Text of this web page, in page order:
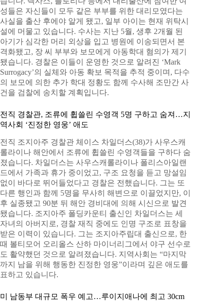
성들은 자신들이 모두 같은 부부를 위한 대리모였다는
사실을 출산 후에야 알게 됐고, 일부 아이는 현재 위탁시
설에 머물고 있습니다. 수사는 지난 5월, 생후 2개월 된
아기가 심각한 머리 외상을 입고 병원에 이송되면서 본
격화됐고, 장 씨 부부와 보모에게 아동학대 혐의가 제기
됐습니다. 경찰은 이들이 운영한 것으로 알려진 ‘Mark
Surrogacy’의 실체와 아동 확보 목적을 추적 중이며, 다수
의 보모에 의한 추가 학대 정황도 함께 수사해 조만간 사
건을 검찰에 송치할 계획입니다.
전직 경찰관, 조류에 휩쓸린 수영객 5명 구하고 숨져…지
역사회 ‘진정한 영웅’ 애도
전직 조지아주 경찰관 체이스 차일더스(38)가 사우스캐
롤라이나 해안에서 조류에 휩쓸린 수영객들을 구하다 숨
졌습니다. 차일더스는 사우스캐롤라이나 폴리스아일랜
드에서 가족과 휴가 중이었고, 구조 요청을 듣고 망설임
없이 바다로 뛰어들었다고 경찰은 전했습니다. 그는 또
다른 행인과 함께 5명을 무사히 해변으로 이끌었지만, 이
후 실종됐고 90분 뒤 해안 경비대에 의해 시신으로 발견
됐습니다. 조지아주 폴딩카운티 출신인 차일더스는 세
자녀의 아버지로, 경찰 재직 중에도 인명 구조로 표창을
받은 이력이 있습니다. 그는 조지아주립대 출신으로, 한
때 볼티모어 오리올스 산하 마이너리그에서 야구 선수로
도 활약했던 것으로 알려졌습니다. 지역사회는 “마지막
까지 남을 위해 행동한 진정한 영웅”이라며 깊은 애도를
표하고 있습니다.
미 남동부 대규모 폭우 예고…루이지애나에 최고 30cm